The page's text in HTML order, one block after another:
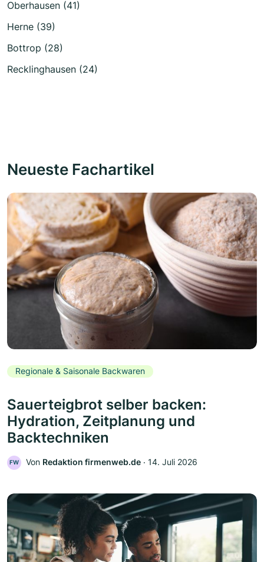
Oberhausen (41)
Herne (39)
Bottrop (28)
Recklinghausen (24)
Neueste Fachartikel
Regionale & Saisonale Backwaren
Sauerteigbrot selber backen:
Hydration, Zeitplanung und
Backtechniken
FW Von Redaktion firmenweb.de ‧ 14. Juli 2026